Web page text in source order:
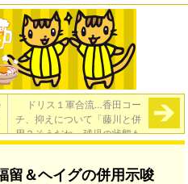
ドリス１軍合流…香田コー
チ、抑えについて「藤川と併
用？そうだね。球児の状態も
見ながら、いろいろなことを
留＆ヘイグの併用示唆